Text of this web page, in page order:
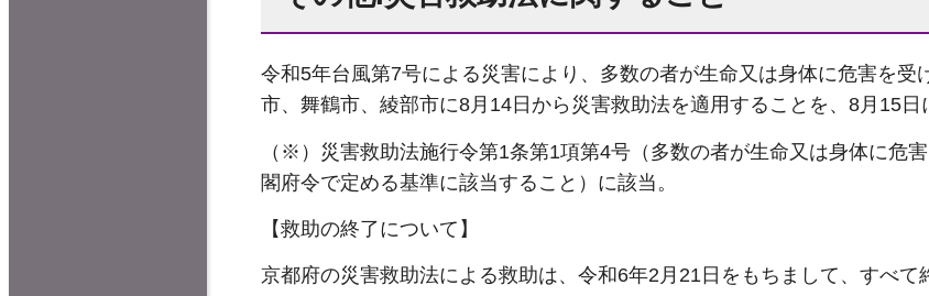
令和5年台風第7号による災害により、多数の者が生命又は身体に危害を
市、舞鶴市、綾部市に8月14日から災害救助法を適用することを、8月15日
（※）災害救助法施行令第1条第1項第4号（多数の者が生命又は身体に危
閣府令で定める基準に該当すること）に該当。
【救助の終了について】
京都府の災害救助法による救助は、令和6年2月21日をもちまして、すべて